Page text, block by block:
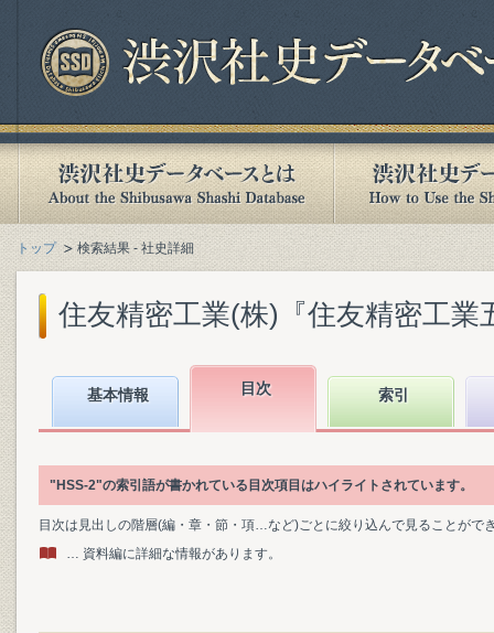
トップ 検索結果 - 社史詳細
住友精密工業(株)『住友精密工業
基本情報 目次 索引
"HSS-2"の索引語が書かれている目次項目はハイライトされています。
目次は見出しの階層(編・章・節・項…など)ごとに絞り込んで見ることがで
… 資料編に詳細な情報があります。